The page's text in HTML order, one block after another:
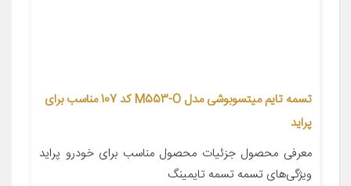
تسمه تایم میتسوبوشی مدل M553-O کد 107 مناسب برای
پراید
معرفی محصول جزئیات محصول مناسب برای خودرو پراید
ویژگی‌های تسمه تسمه تایمینگ